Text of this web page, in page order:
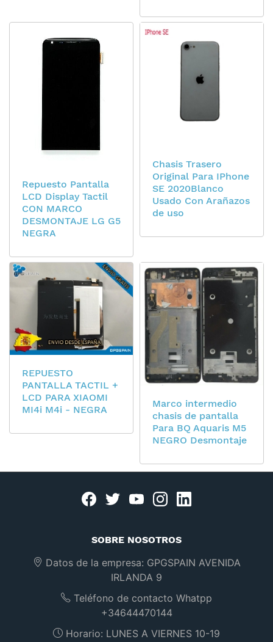
Repuesto Pantalla
LCD Display Tactil
CON MARCO
DESMONTAJE LG G5
NEGRA
Chasis Trasero
Original Para IPhone
SE 2020Blanco
Usado Con Arañazos
de uso
REPUESTO
PANTALLA TACTIL +
LCD PARA XIAOMI
MI4i M4i - NEGRA
Marco intermedio
chasis de pantalla
Para BQ Aquaris M5
NEGRO Desmontaje
Facebook
twitteryoutubeinstagram
SOBRE NOSOTROS
Datos de la empresa: GPGSPAIN AVENIDA
IRLANDA 9
Teléfono de contacto Whatpp
+34644470144
Horario: LUNES A VIERNES 10-19